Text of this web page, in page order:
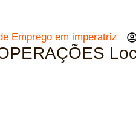
Emprego em imperatriz